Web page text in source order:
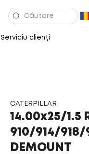
Serviciu clienți
CATERPILLAR
14.00x25/1.5
910/914/918/
DEMOUNT